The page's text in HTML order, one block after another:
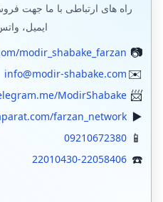
راه های ارتباطی با ما جهت
ایمیل،
modir_shabake_farzan
info@modir-shabake.com
ModirShabake
farzan_network
09210672380
22010430-22058406